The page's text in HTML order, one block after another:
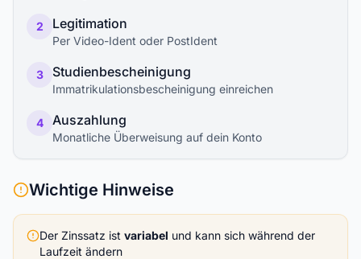
2 Legitimation
Per Video-Ident oder PostIdent
3 Studienbescheinigung
Immatrikulationsbescheinigung einreichen
4 Auszahlung
Monatliche Überweisung auf dein Konto
Wichtige Hinweise
Der Zinssatz ist variabel und kann sich während der
Laufzeit ändern